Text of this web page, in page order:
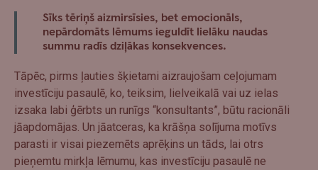
Sīks tēriņš aizmirsīsies, bet emocionāls,
nepārdomāts lēmums ieguldīt lielāku naudas
summu radīs dziļākas konsekvences.
Tāpēc, pirms ļauties šķietami aizraujošam ceļojumam
investīciju pasaulē, ko, teiksim, lielveikalā vai uz ielas
izsaka labi ģērbts un runīgs “konsultants”, būtu racionāli
jāapdomājas. Un jāatceras, ka krāšņa solījuma motīvs
parasti ir visai piezemēts aprēķins un tāds, lai otrs
pieņemtu mirkļa lēmumu, kas investīciju pasaulē ne